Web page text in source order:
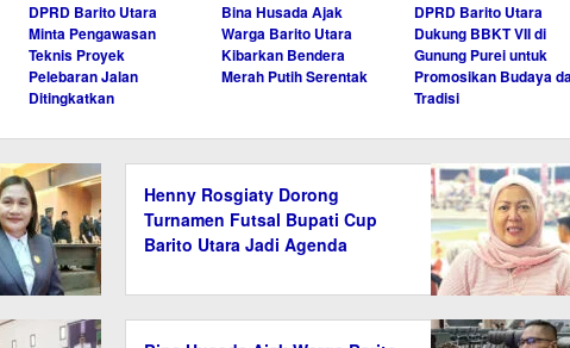
DPRD Barito Utara
Minta Pengawasan
Teknis Proyek
Pelebaran Jalan
Ditingkatkan
Bina Husada Ajak
Warga Barito Utara
Kibarkan Bendera
Merah Putih Serentak
DPRD Barito Utara
Dukung BBKT VII di
Gunung Purei untuk
Promosikan Budaya
Tradisi
Henny Rosgiaty Dorong
Turnamen Futsal Bupati Cup
Barito Utara Jadi Agenda